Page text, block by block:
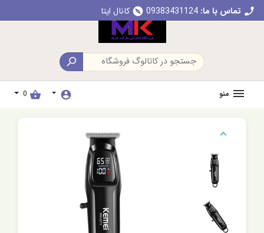
call تماس با ما: 09383431124
explore کانال ایتا

منو account_circle
shopping_basket
0
